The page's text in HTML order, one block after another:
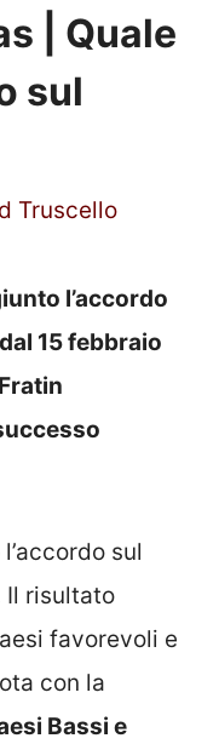
| Quale
sul
Truscello
l’accordo
15 febbraio
sul
Il risultato
favorevoli e
con la
Bassi e